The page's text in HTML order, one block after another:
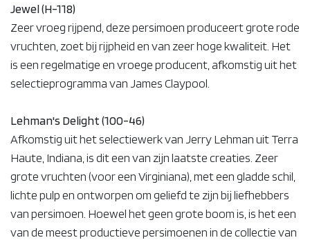
Jewel (H-118)
Zeer vroeg rijpend, deze persimoen produceert grote rode
vruchten, zoet bij rijpheid en van zeer hoge kwaliteit. Het
is een regelmatige en vroege producent, afkomstig uit het
selectieprogramma van James Claypool.
Lehman's Delight (100-46)
Afkomstig uit het selectiewerk van Jerry Lehman uit Terra
Haute, Indiana, is dit een van zijn laatste creaties. Zeer
grote vruchten (voor een Virginiana), met een gladde schil,
lichte pulp en ontworpen om geliefd te zijn bij liefhebbers
van persimoen. Hoewel het geen grote boom is, is het een
van de meest productieve persimoenen in de collectie van